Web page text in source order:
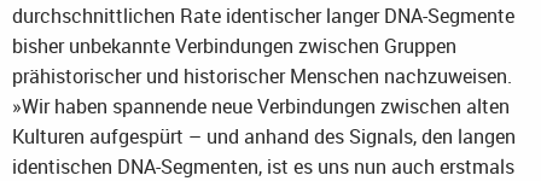
durchschnittlichen Rate identischer langer DNA-Segmente
bisher unbekannte Verbindungen zwischen Gruppen
prähistorischer und historischer Menschen nachzuweisen.
»Wir haben spannende neue Verbindungen zwischen alten
Kulturen aufgespürt – und anhand des Signals, den langen
identischen DNA-Segmenten, ist es uns nun auch erstmals